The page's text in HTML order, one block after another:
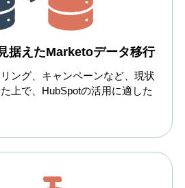
据えたMarketoデータ移行
ング、キャンペーンなど、現状
上で、HubSpotの活用に適した